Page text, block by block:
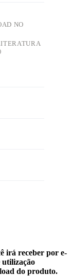
NO
irá receber por e-
do produto.